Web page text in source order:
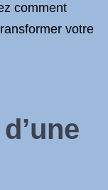
comment
votre